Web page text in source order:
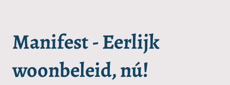
Manifest - Eerlijk
woonbeleid, nú!